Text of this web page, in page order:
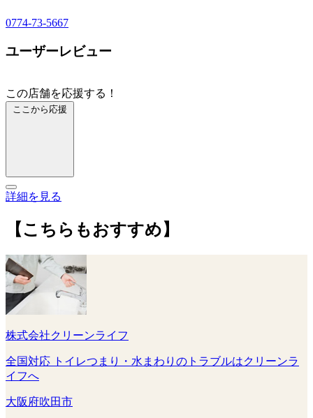
0774-73-5667
ユーザーレビュー
この店舗を応援する！
ここから応援
詳細を見る
【こちらもおすすめ】
株式会社クリーンライフ
全国対応 トイレつまり・水まわりのトラブルはクリーンラ
イフへ
大阪府吹田市